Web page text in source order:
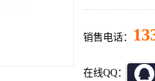
销售电话：
在线QQ：